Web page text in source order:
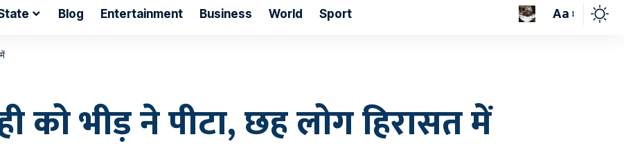
Blog Entertainment Business World Sport Aa
को भीड़ ने पीटा, छह लोग हिरासत में